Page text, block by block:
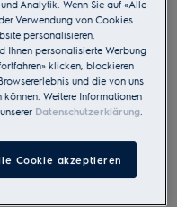
EU Produkt Fiche
CHF 1’580.00
inkl. MwSt CHF (exkl. vRB)
Analytik. Wenn Sie auf «Alle
Verwendung von Cookies
personalisieren,
Ihnen personalisierte Werbung
klicken, blockieren
und die von uns
Weitere Informationen
Datenschutzerklärung.
Cookie akzeptieren